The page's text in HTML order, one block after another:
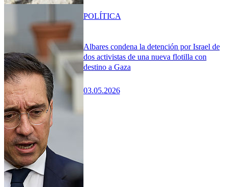
Albares condena la detención por Israel de
dos activistas de una nueva flotilla con
destino a Gaza
03.05.2026
POLÍTICA